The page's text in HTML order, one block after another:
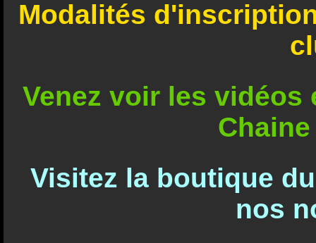
Modalités
Venez voir les
Visitez la boutique
nos